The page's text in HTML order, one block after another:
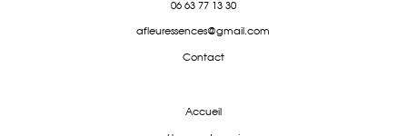
06 63 77 13 30
afleuressences@gmail.com
Contact
Accueil